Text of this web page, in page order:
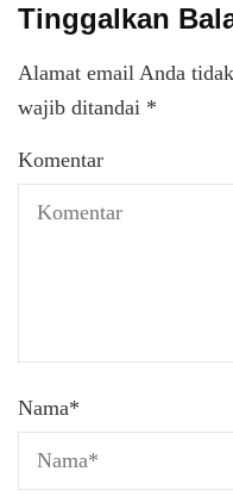
Tinggalkan
Alamat email Anda
wajib ditandai *
Komentar
Nama*